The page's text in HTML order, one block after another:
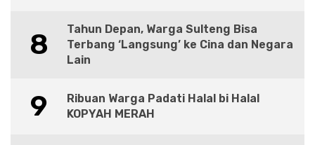
8
Tahun Depan, Warga Sulteng Bisa
Terbang ‘Langsung’ ke Cina dan Negara
Lain
9
Ribuan Warga Padati Halal bi Halal
KOPYAH MERAH